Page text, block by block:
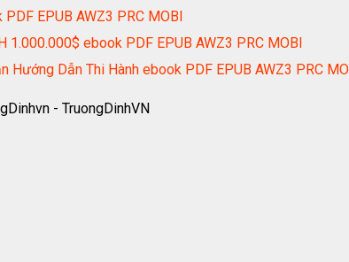
EPUB AWZ3 PRC MOBI
1.000.000$ ebook PDF EPUB AWZ3 PRC MOBI
Hướng Dẫn Thi Hành ebook PDF EPUB AWZ3 PRC
- TruongDinhVN